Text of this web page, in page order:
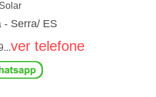
- Serra/ ES
ver telefone